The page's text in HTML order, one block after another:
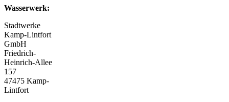
Wasserwerk:
Stadtwerke
Kamp-Lintfort
GmbH
Friedrich-
Heinrich-Allee
157
47475 Kamp-
Lintfort